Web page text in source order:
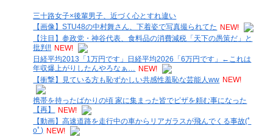
三十路女子×後輩男子、近づく心とすれ違い
【画像】STU48の中村舞さん、下着姿で写真撮られてた NEW!
【注目】参政党・神谷代表、食料品の消費減税「天下の愚策だ」と
批判‼ NEW!
日経平均2013「1万円です」日経平均2026「6万円です」←これは
年収爆上がりしたんやろなぁ… NEW!
【衝撃】見ている方も恥ずかしい共感性羞恥な芸能人ww NEW!
携帯を持ったばかりの頃 家に集まった皆でピザを頼む事になった
【再】
NEW!
【動画】高速道路を走行中の車からリアガラスが飛んでくる事故(ﾟ
oﾟ) NEW!